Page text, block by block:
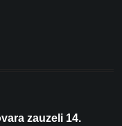
zauzeli 14.